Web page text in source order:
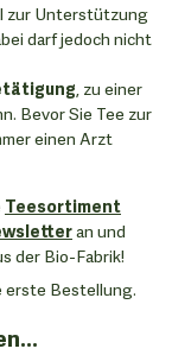
zur Unterstützung
darf jedoch nicht
, zu einer
Bevor Sie Tee zur
einen Arzt
Teesortiment
an und
der Bio-Fabrik!
erste Bestellung.